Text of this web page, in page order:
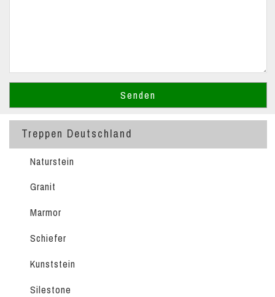
Treppen Deutschland
Naturstein
Granit
Marmor
Schiefer
Kunststein
Silestone